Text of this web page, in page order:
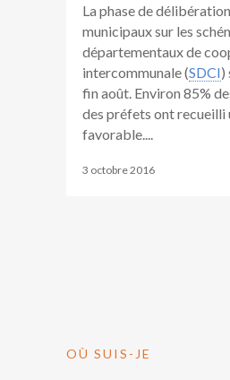
La phase de
municipaux sur les
départementaux de
intercommunale (SDCI)
fin août. Environ 85%
des préfets ont recueilli
favorable....
3 octobre 2016
OÙ SUIS-JE